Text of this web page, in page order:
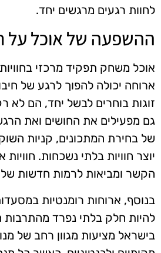
לחוות רגעים מרגשים יחד.
ההשפעה של אוכל על
אוכל משחק תפקיד מרכזי
ארוחה יכולה להפוך לרגע של
זוגות בוחרים לבשל יחד, הם לא
גם מפעילים את החושים ואת
של בחירת המתכונים, קניות
יוצר חוויות בלתי נשכחות.
הקשר ומביאות לרמות חדשות
בנוסף, ארוחות רומנטיות
להיות חלק בלתי נפרד
בישראל מציעות מגוון רחב של